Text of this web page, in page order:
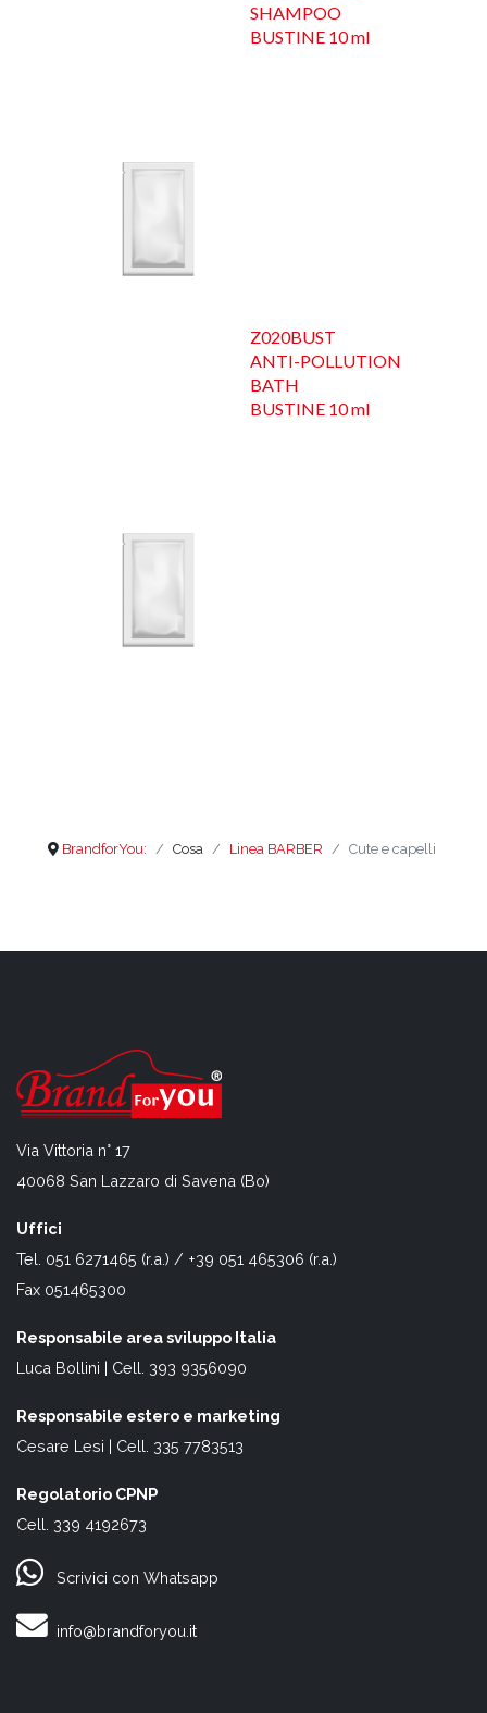
SHAMPOO
BUSTINE 10 ml
Z020BUST
ANTI-POLLUTION
BATH
BUSTINE 10 ml
BrandforYou: Cosa Linea BARBER Cute e capelli
Via Vittoria n° 17
40068 San Lazzaro di Savena (Bo)
Uffici
Tel. 051 6271465 (r.a.) / +39 051 465306 (r.a.)
Fax 051465300
Responsabile area sviluppo Italia
Luca Bollini | Cell. 393 9356090
Responsabile estero e marketing
Cesare Lesi | Cell. 335 7783513
Regolatorio CPNP
Cell. 339 4192673
Scrivici con Whatsapp
info@brandforyou.it